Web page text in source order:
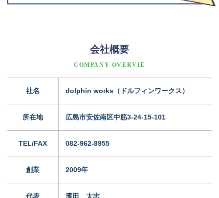
会社概要
COMPANY OVERVIE
社名 dolphin works（ドルフィンワークス）
所在地 広島市安佐南区中筋3-24-15-101
TEL/FAX 082-962-8955
創業 2009年
代表 濱田 太志